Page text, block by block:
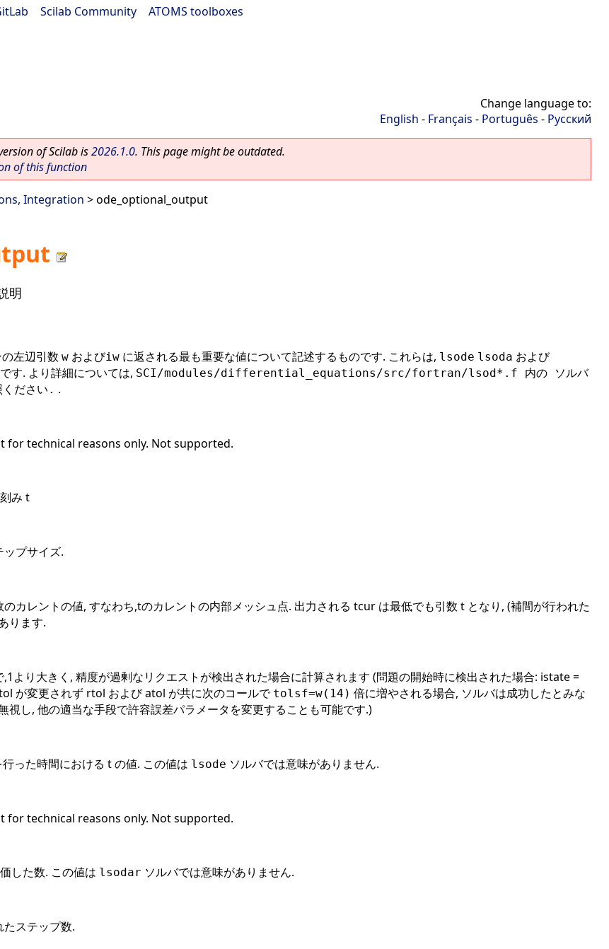
Scilab Community ATOMS toolboxes
Change language to:
English - Français - Português - Русский
of Scilab is2026.1.0. This page might be outdated.
of this function
Integration > ode_optional_output
明
左辺引数 w およびiw に返される最も重要な値について記述するものです. これらは, lsode lsoda および
す. より詳細については, SCI/modules/differential_equations/src/fortran/lsod*.f 内の ソルバ
ださい. .
for technical reasons only. Not supported.
み t
プサイズ.
カレントの値, すなわち,tのカレントの内部メッシュ点. 出力される tcur は最低でも引数 t となり, (補間が行われた
ります.
より大きく, 精度が過剰なリクエストが検出された場合に計算されます (問題の開始時に検出された場合: istate =
が変更されず rtol および atol が共に次のコールで tolsf=w(14) 倍に増やされる場合, ソルバは成功したとみな
視し, 他の適当な手段で許容誤差パラメータを変更することも可能です.)
った時間における t の値. この値は lsode ソルバでは意味がありません.
for technical reasons only. Not supported.
した数. この値は lsodar ソルバでは意味がありません.
ステップ数.